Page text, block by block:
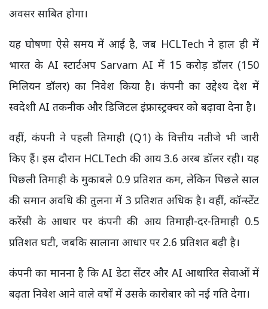
अवसर साबित होगा।
यह घोषणा ऐसे समय में आई है, जब HCLTech ने हाल ही में
भारत के AI स्टार्टअप Sarvam AI में 15 करोड़ डॉलर (150
मिलियन डॉलर) का निवेश किया है। कंपनी का उद्देश्य देश में
स्वदेशी AI तकनीक और डिजिटल इंफ्रास्ट्रक्चर को बढ़ावा देना है।
वहीं, कंपनी ने पहली तिमाही (Q1) के वित्तीय नतीजे भी जारी
किए हैं। इस दौरान HCLTech की आय 3.6 अरब डॉलर रही। यह
पिछली तिमाही के मुकाबले 0.9 प्रतिशत कम, लेकिन पिछले साल
की समान अवधि की तुलना में 3 प्रतिशत अधिक है। वहीं, कॉन्स्टेंट
करेंसी के आधार पर कंपनी की आय तिमाही-दर-तिमाही 0.5
प्रतिशत घटी, जबकि सालाना आधार पर 2.6 प्रतिशत बढ़ी है।
कंपनी का मानना है कि AI डेटा सेंटर और AI आधारित सेवाओं में
बढ़ता निवेश आने वाले वर्षों में उसके कारोबार को नई गति देगा।